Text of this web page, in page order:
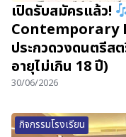
เปิดรับสมัครแล้ว!
Contemporary
ประกวดวงดนตรีส
อายุไม่เกิน 18 ปี)
30/06/2026
กิจกรรมโรงเรียน